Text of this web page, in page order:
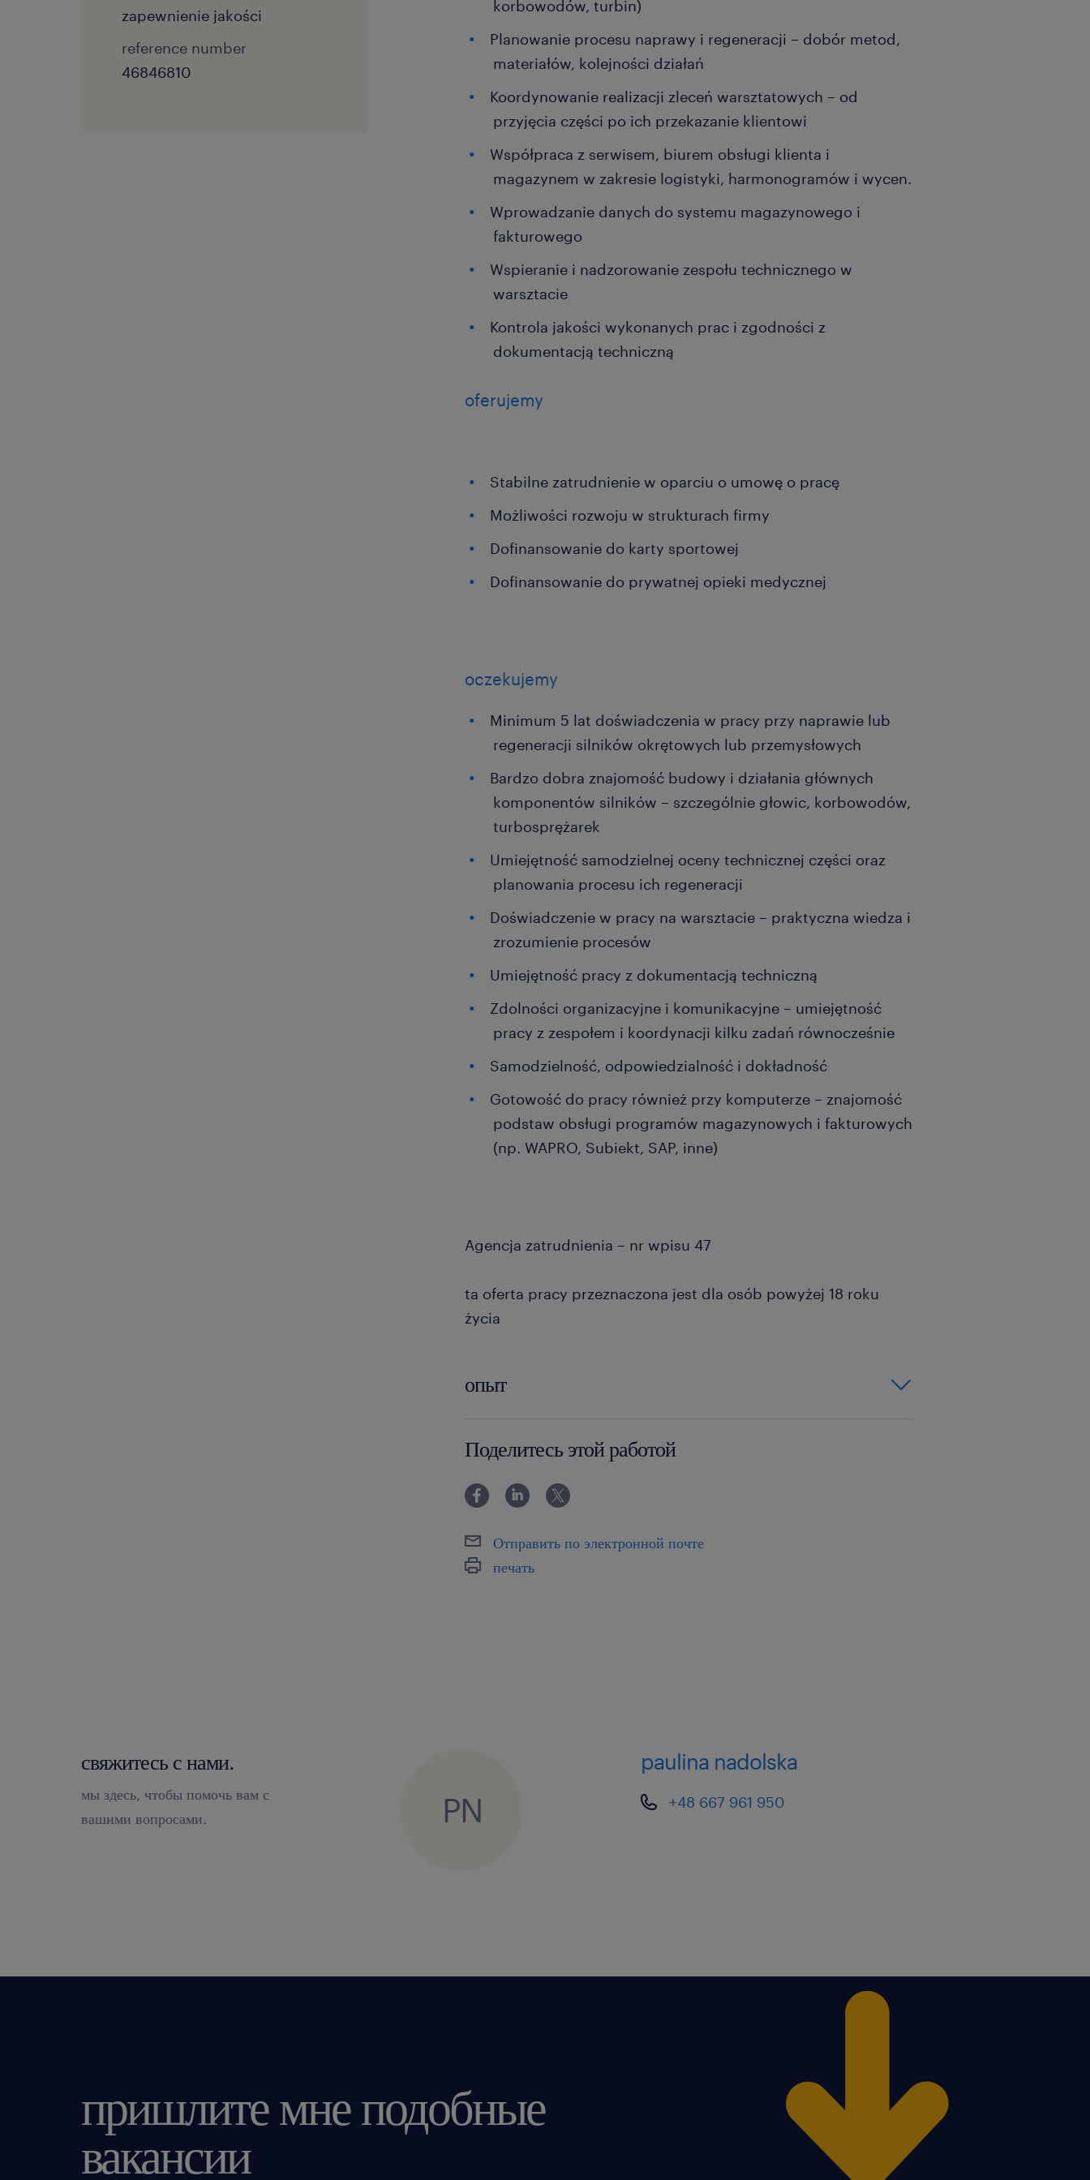
zapewnienie jakości
reference number
46846810
korbowodów, turbin)
Planowanie procesu naprawy i regeneracji – dobór metod,
materiałów, kolejności działań
Koordynowanie realizacji zleceń warsztatowych – od
przyjęcia części po ich przekazanie klientowi
Współpraca z serwisem, biurem obsługi klienta i
magazynem w zakresie logistyki, harmonogramów i wycen.
Wprowadzanie danych do systemu magazynowego i
fakturowego
Wspieranie i nadzorowanie zespołu technicznego w
warsztacie
Kontrola jakości wykonanych prac i zgodności z
dokumentacją techniczną
oferujemy
Stabilne zatrudnienie w oparciu o umowę o pracę
Możliwości rozwoju w strukturach firmy
Dofinansowanie do karty sportowej
Dofinansowanie do prywatnej opieki medycznej
oczekujemy
Minimum 5 lat doświadczenia w pracy przy naprawie lub
regeneracji silników okrętowych lub przemysłowych
Bardzo dobra znajomość budowy i działania głównych
komponentów silników – szczególnie głowic, korbowodów,
turbosprężarek
Umiejętność samodzielnej oceny technicznej części oraz
planowania procesu ich regeneracji
Doświadczenie w pracy na warsztacie – praktyczna wiedza i
zrozumienie procesów
Umiejętność pracy z dokumentacją techniczną
Zdolności organizacyjne i komunikacyjne – umiejętność
pracy z zespołem i koordynacji kilku zadań równocześnie
Samodzielność, odpowiedzialność i dokładność
Gotowość do pracy również przy komputerze – znajomość
podstaw obsługi programów magazynowych i fakturowych
(np. WAPRO, Subiekt, SAP, inne)
Agencja zatrudnienia – nr wpisu 47
ta oferta pracy przeznaczona jest dla osób powyżej 18 roku
życia
опыт
Поделитесь этой работой
Отправить по электронной почте
печать
свяжитесь с нами.
мы здесь, чтобы помочь вам с
вашими вопросами.
PN
paulina nadolska
+48 667 961 950
пришлите мне подобные
вакансии